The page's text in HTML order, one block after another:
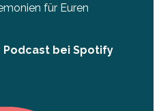
für Euren
bei Spotify